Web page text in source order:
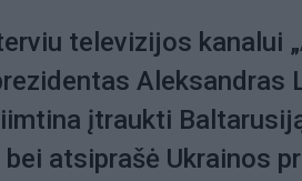
televizijos kanalui
Aleksandras
įtraukti
bei atsiprašė Ukrainos